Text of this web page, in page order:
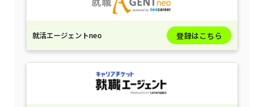
就活エージェントneo 登録はこちら